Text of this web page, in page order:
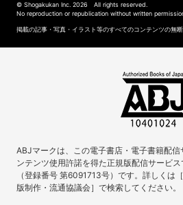
© Shogakukan Inc. 2026 All rights reserved.
No reproduction or republication without written
掲載の記事・写真・イラスト等のすべてのコンテンツの無断
ABJマークは、この電子書店・電子書籍配
ンテンツ使用許諾を得た正規版配信サービ
（登録番号 第6091713号）です。詳しくは
版制作・流通協議会］で検索してください。